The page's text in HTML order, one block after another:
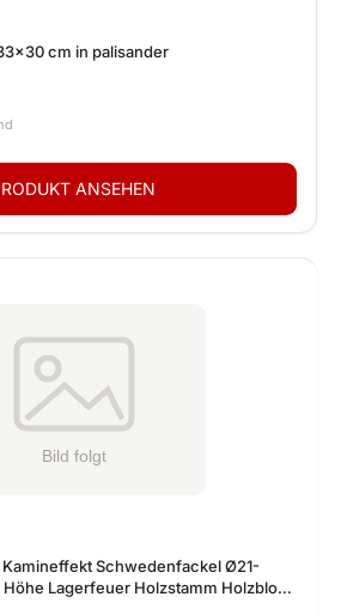
cm in palisander
Schwedenfackel Ø21-
Lagerfeuer Holzstamm Holzblock